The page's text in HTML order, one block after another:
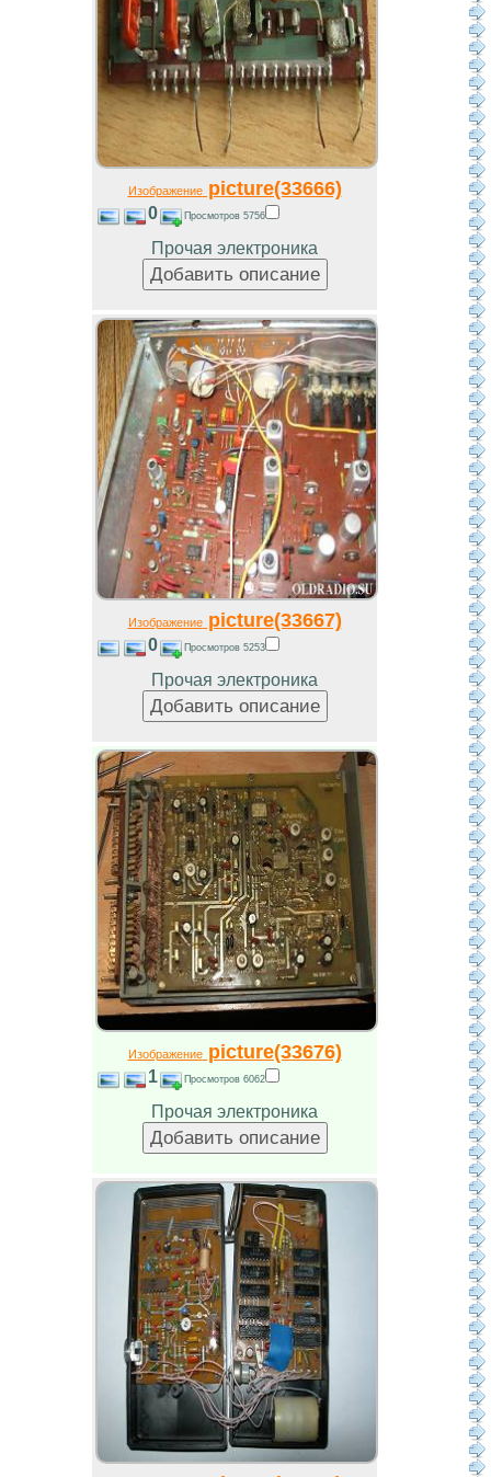
Изображениеpicture(33666)
0 Просмотров 5756
Прочая электроника
Изображениеpicture(33667)
0 Просмотров 5253
Прочая электроника
Изображениеpicture(33676)
1 Просмотров 6062
Прочая электроника